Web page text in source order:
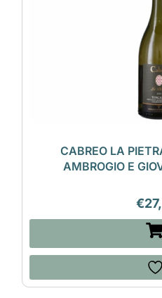
CABREO LA
AMBROGIO E
€